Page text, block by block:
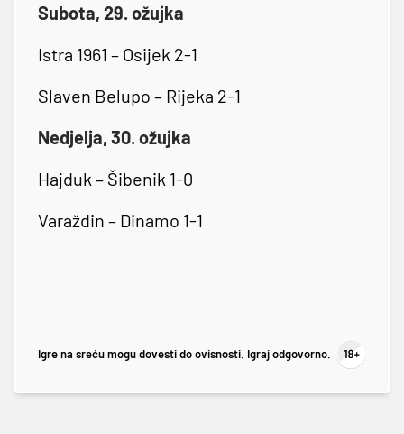
Subota, 29. ožujka
Istra 1961 – Osijek 2-1
Slaven Belupo – Rijeka 2-1
Nedjelja, 30. ožujka
Hajduk – Šibenik 1-0
Varaždin – Dinamo 1-1
Igre na sreću mogu dovesti do ovisnosti. Igraj odgovorno.